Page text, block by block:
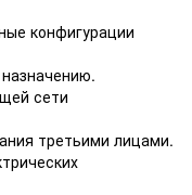
конфигурации
сети
третьими лицами.